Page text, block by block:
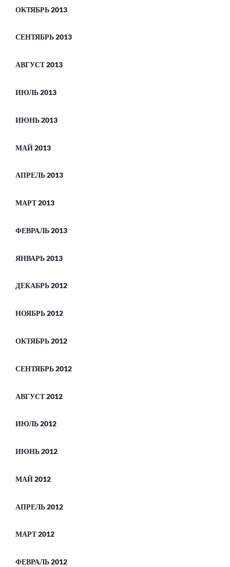
ОКТЯБРЬ 2013
СЕНТЯБРЬ 2013
АВГУСТ 2013
ИЮЛЬ 2013
ИЮНЬ 2013
МАЙ 2013
АПРЕЛЬ 2013
МАРТ 2013
ФЕВРАЛЬ 2013
ЯНВАРЬ 2013
ДЕКАБРЬ 2012
НОЯБРЬ 2012
ОКТЯБРЬ 2012
СЕНТЯБРЬ 2012
АВГУСТ 2012
ИЮЛЬ 2012
ИЮНЬ 2012
МАЙ 2012
АПРЕЛЬ 2012
МАРТ 2012
ФЕВРАЛЬ 2012